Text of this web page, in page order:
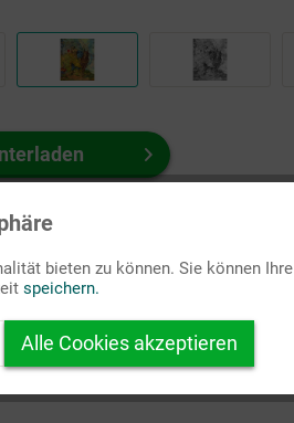
Inaktiv
bieten zu können. Sie können Ihre
speichern.
Alle Cookies akzeptieren